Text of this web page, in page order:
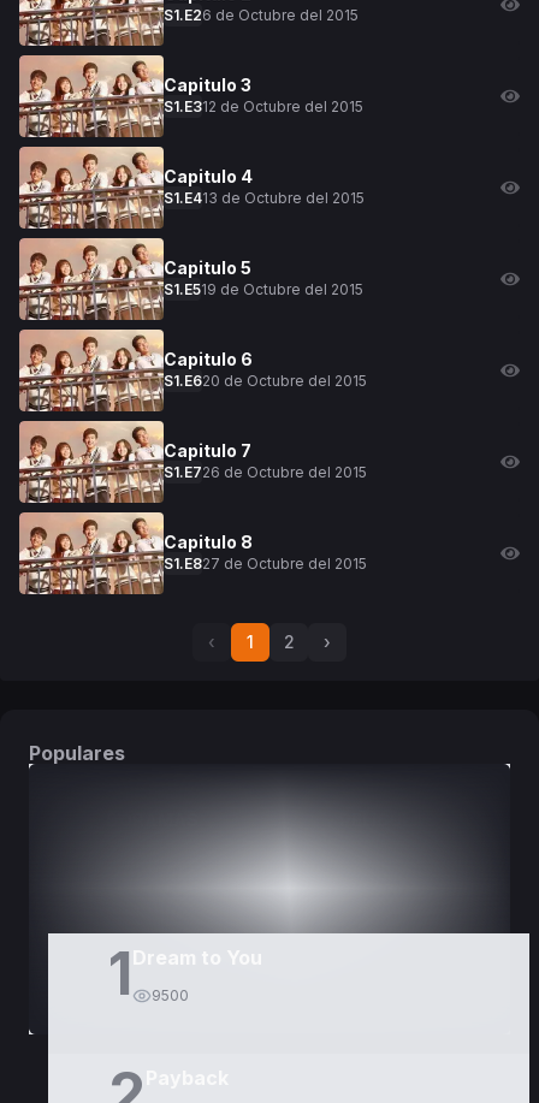
S1.E26 de Octubre del 2015
Capitulo 3
S1.E312 de Octubre del 2015
Capitulo 4
S1.E413 de Octubre del 2015
Capitulo 5
S1.E519 de Octubre del 2015
Capitulo 6
S1.E620 de Octubre del 2015
Capitulo 7
S1.E726 de Octubre del 2015
Capitulo 8
S1.E827 de Octubre del 2015
‹ 1 2 ›
Populares
1 Dream to You
9500